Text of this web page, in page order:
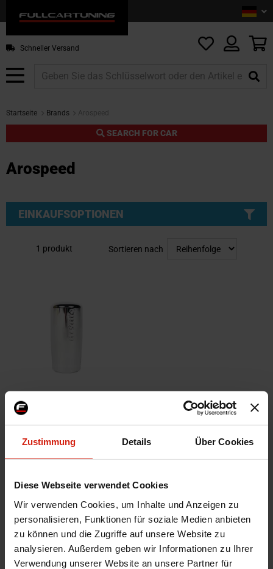
Zustimmung Details Über Cookies
Diese Webseite verwendet Cookies
Wir verwenden Cookies, um Inhalte und Anzeigen zu
personalisieren, Funktionen für soziale Medien anbieten
zu können und die Zugriffe auf unsere Website zu
analysieren. Außerdem geben wir Informationen zu Ihrer
Verwendung unserer Website an unsere Partner für
Schneller Versand
Startseite Brands
SEARCH FOR CAR
Arospeed
EINKAUFSOPTIONEN
1 produkt Sortieren nach
Arospeed Schaltknauf Nismo
Style Poliert Aluminium
nur noch 2 Stück auf Lager
35,95 €
verschickt am selben Tag
Nicht zufrieden?
Du hast immer eine 14-tägige Rückgabefrist um
deine Bestellung zurück zu geben.